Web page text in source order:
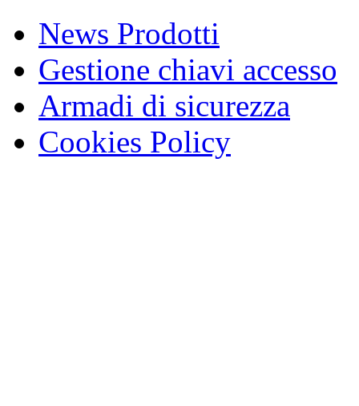
News Prodotti
Gestione chiavi accesso
Armadi di sicurezza
Cookies Policy